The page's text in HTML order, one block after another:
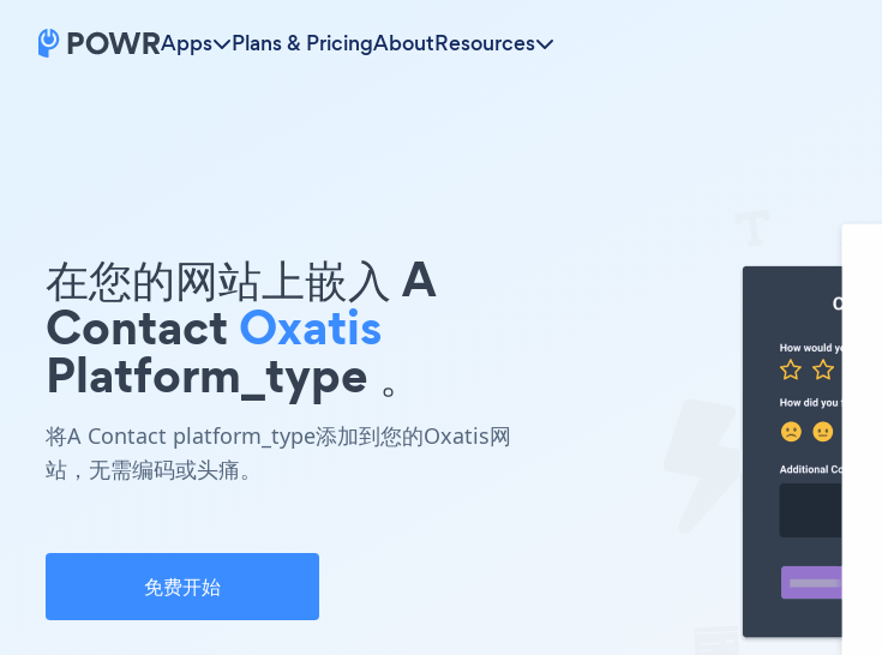
Apps Plans & PricingAboutResources
在您的网站上嵌入 A
ContactOxatis
Platform_type 。
将A Contact platform_type添加到您的Oxatis网
站，无需编码或头痛。
免费开始